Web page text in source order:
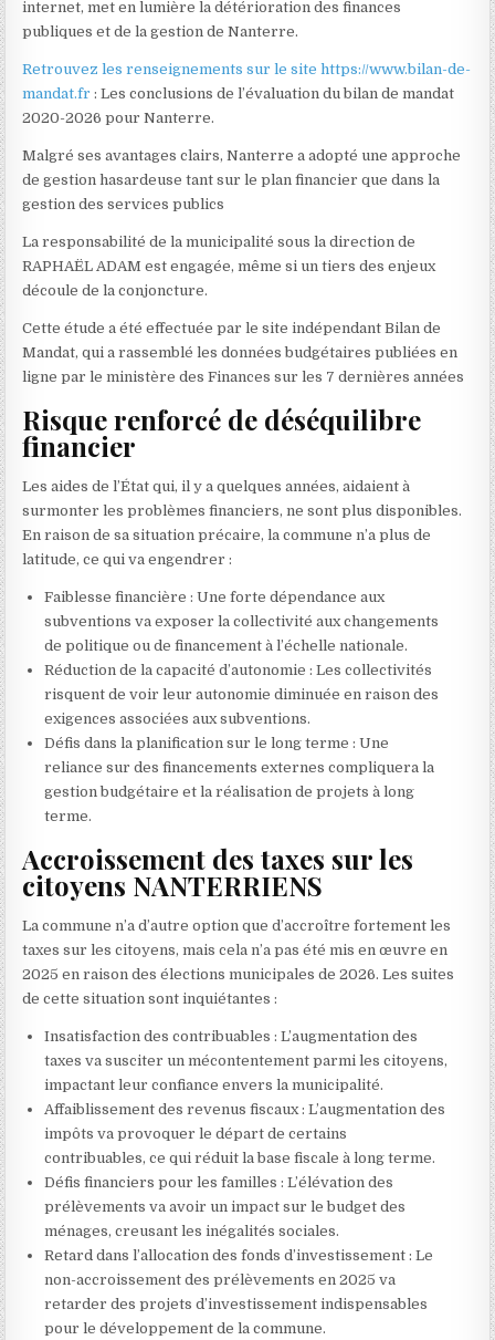
internet, met en lumière la détérioration des finances
publiques et de la gestion de Nanterre.
Retrouvez les renseignements sur le site https://www.bilan-de-
mandat.fr : Les conclusions de l’évaluation du bilan de mandat
2020-2026 pour Nanterre.
Malgré ses avantages clairs, Nanterre a adopté une approche
de gestion hasardeuse tant sur le plan financier que dans la
gestion des services publics
La responsabilité de la municipalité sous la direction de
RAPHAËL ADAM est engagée, même si un tiers des enjeux
découle de la conjoncture.
Cette étude a été effectuée par le site indépendant Bilan de
Mandat, qui a rassemblé les données budgétaires publiées en
ligne par le ministère des Finances sur les 7 dernières années
Risque renforcé de déséquilibre
financier
Les aides de l’État qui, il y a quelques années, aidaient à
surmonter les problèmes financiers, ne sont plus disponibles.
En raison de sa situation précaire, la commune n’a plus de
latitude, ce qui va engendrer :
Faiblesse financière : Une forte dépendance aux
subventions va exposer la collectivité aux changements
de politique ou de financement à l’échelle nationale.
Réduction de la capacité d’autonomie : Les collectivités
risquent de voir leur autonomie diminuée en raison des
exigences associées aux subventions.
Défis dans la planification sur le long terme : Une
reliance sur des financements externes compliquera la
gestion budgétaire et la réalisation de projets à long
terme.
Accroissement des taxes sur les
citoyens NANTERRIENS
La commune n’a d’autre option que d’accroître fortement les
taxes sur les citoyens, mais cela n’a pas été mis en œuvre en
2025 en raison des élections municipales de 2026. Les suites
de cette situation sont inquiétantes :
Insatisfaction des contribuables : L’augmentation des
taxes va susciter un mécontentement parmi les citoyens,
impactant leur confiance envers la municipalité.
Affaiblissement des revenus fiscaux : L’augmentation des
impôts va provoquer le départ de certains
contribuables, ce qui réduit la base fiscale à long terme.
Défis financiers pour les familles : L’élévation des
prélèvements va avoir un impact sur le budget des
ménages, creusant les inégalités sociales.
Retard dans l’allocation des fonds d’investissement : Le
non-accroissement des prélèvements en 2025 va
retarder des projets d’investissement indispensables
pour le développement de la commune.